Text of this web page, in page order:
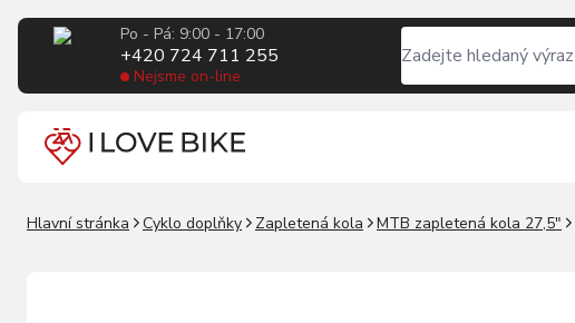
Po - Pá: 9:00 - 17:00
+420 724 711 255
Nejsme on-line
Hlavní stránka Cyklo doplňky Zapletená kola MTB zapletená kola 27,5"